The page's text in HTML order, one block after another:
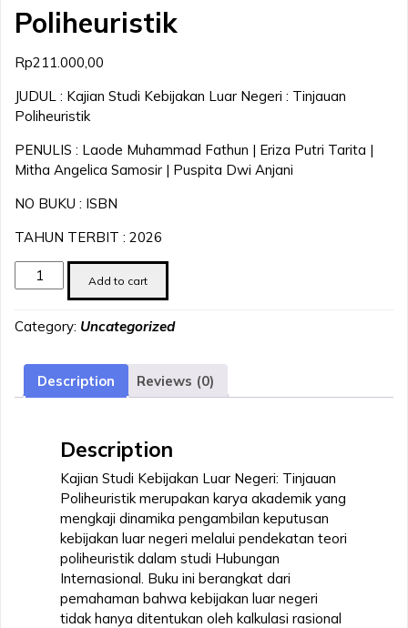
Poliheuristik
Rp211.000,00
JUDUL : Kajian Studi Kebijakan Luar Negeri : Tinjauan
Poliheuristik
PENULIS : Laode Muhammad Fathun | Eriza Putri Tarita |
Mitha Angelica Samosir | Puspita Dwi Anjani
NO BUKU : ISBN
TAHUN TERBIT : 2026
Kajian
Studi
Luar
Tinjauan
Add to cart
Category: Uncategorized
Description Reviews (0)
Description
Kajian Studi Kebijakan Luar Negeri: Tinjauan
Poliheuristik merupakan karya akademik yang
mengkaji dinamika pengambilan keputusan
kebijakan luar negeri melalui pendekatan teori
poliheuristik dalam studi Hubungan
Internasional. Buku ini berangkat dari
pemahaman bahwa kebijakan luar negeri
tidak hanya ditentukan oleh kalkulasi rasional